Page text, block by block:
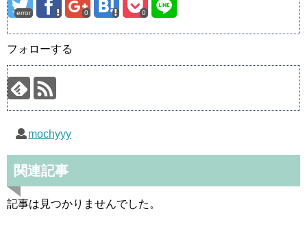
error 0 0
フォローする
mochyyy
関連記事
記事は見つかりませんでした。